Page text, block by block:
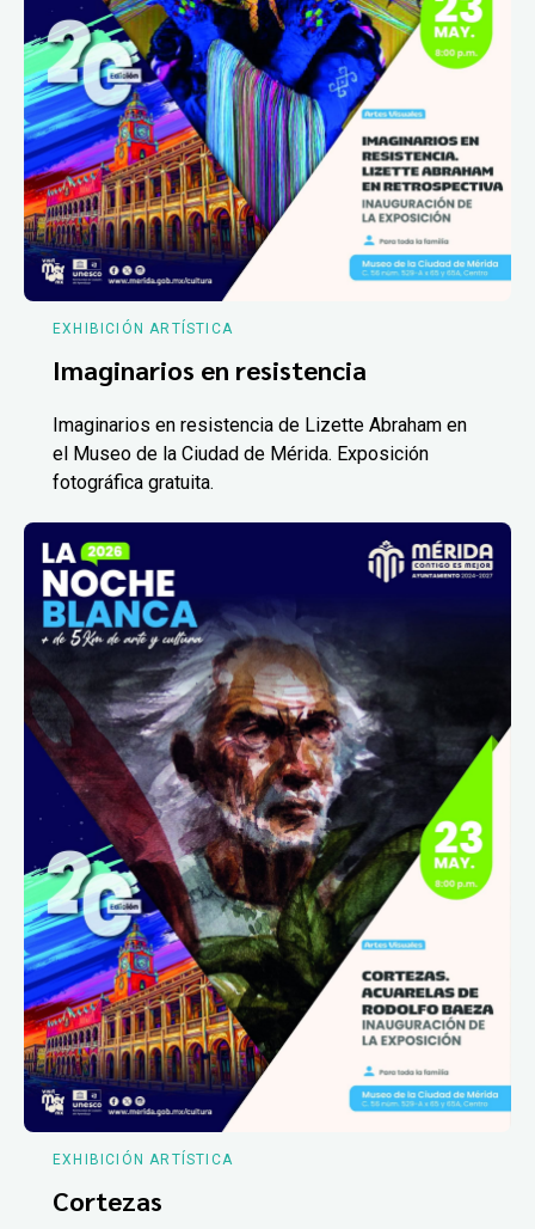
EXHIBICIÓN ARTÍSTICA
Imaginarios en resistencia
Imaginarios en resistencia de Lizette Abraham en
el Museo de la Ciudad de Mérida. Exposición
fotográfica gratuita.
EXHIBICIÓN ARTÍSTICA
Cortezas